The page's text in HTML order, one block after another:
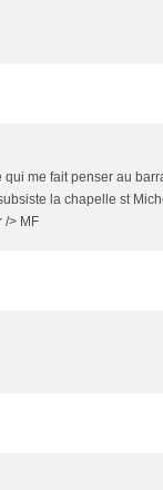
qui me fait penser au
la chapelle st
/> MF